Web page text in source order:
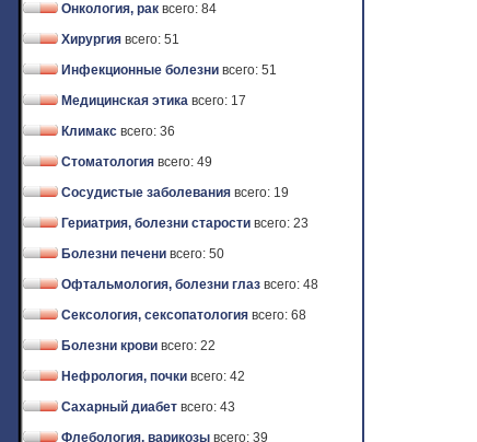
Онкология, рак всего: 84
Хирургия всего: 51
Инфекционные болезни всего: 51
Медицинская этика всего: 17
Климакс всего: 36
Стоматология всего: 49
Сосудистые заболевания всего: 19
Гериатрия, болезни старости всего: 23
Болезни печени всего: 50
Офтальмология, болезни глаз всего: 48
Сексология, сексопатология всего: 68
Болезни крови всего: 22
Нефрология, почки всего: 42
Сахарный диабет всего: 43
Флебология, варикозы всего: 39